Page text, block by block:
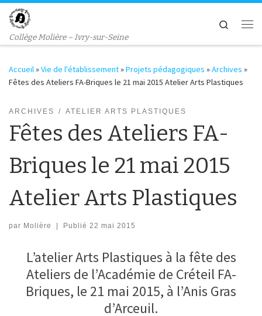
Passer au contenu
Collège Molière – Ivry-sur-Seine
Search
Accueil »Vie de l'établissement»Projets pédagogiques »Archives »
Fêtes des Ateliers FA-Briques le 21 mai 2015 Atelier Arts Plastiques
ARCHIVES ATELIER ARTS PLASTIQUES
Fêtes des Ateliers FA-
Briques le 21 mai 2015
Atelier Arts Plastiques
par Molière Publié 22 mai 2015
L’atelier Arts Plastiques à la fête des
Ateliers de l’Académie de Créteil FA-
Briques, le 21 mai 2015, à l’Anis Gras
d’Arceuil.